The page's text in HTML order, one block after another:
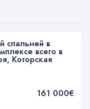
спальней в
всего в
Которская
161 000€